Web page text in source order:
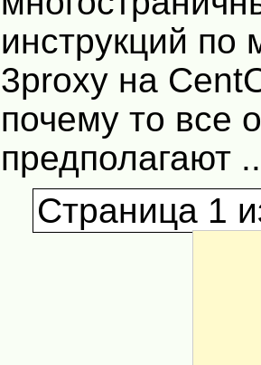
инструкций по
3proxy на
почему то все
предполагают
Страница 1